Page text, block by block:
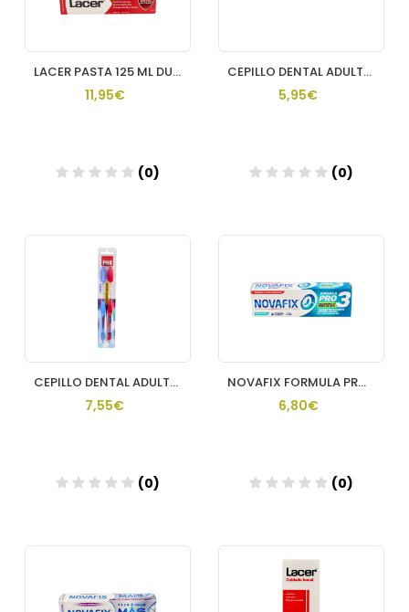
LACER PASTA 125 ML DUPLO
11,95€
(0)
Añadir
CEPILLO DENTAL ADULTO VITIS MEDIO
5,95€
(0)
CEPILLO DENTAL ADULTO PHB PLUS MEDIO DUPLO
7,55€
(0)
NOVAFIX FORMULA PRO 3 1 ENVASE 50 G FRESCOR
6,80€
(0)
Añadir